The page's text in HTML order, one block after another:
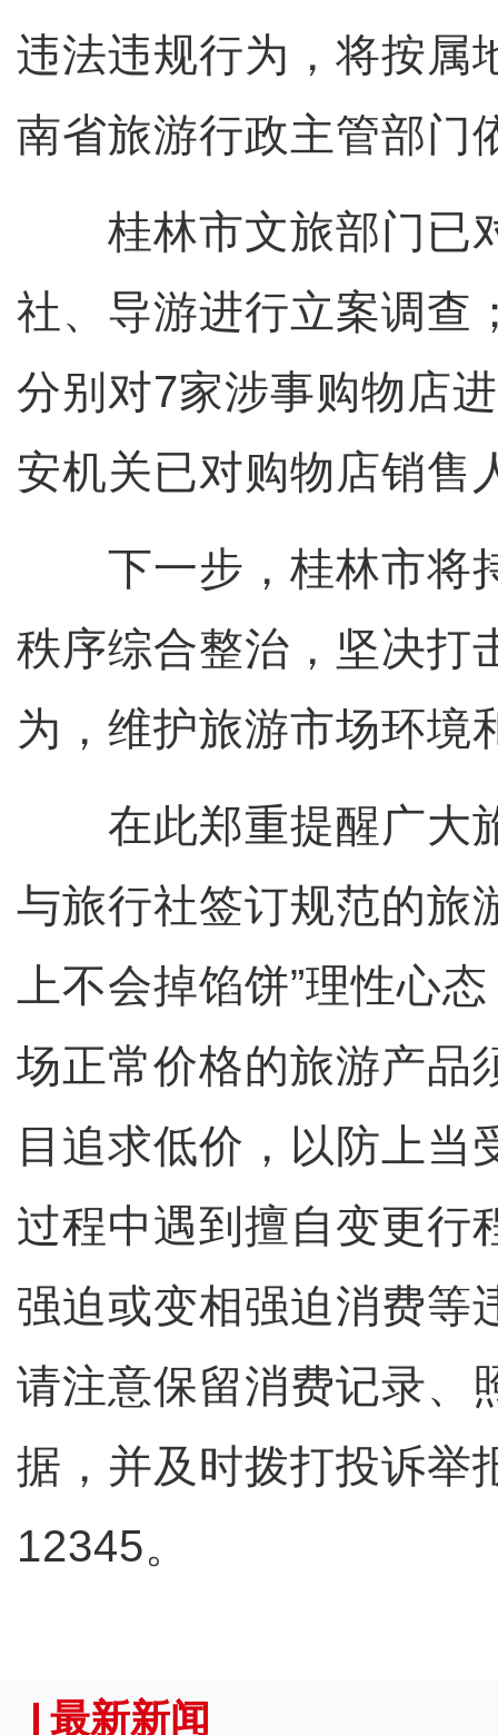
违法违规行为，将按属
南省旅游行政主管部门
桂林市文旅部门已
社、导游进行立案调查
分别对7家涉事购物店
安机关已对购物店销售
下一步，桂林市将
秩序综合整治，坚决打
为，维护旅游市场环境
在此郑重提醒广大
与旅行社签订规范的旅
上不会掉馅饼”理性心
场正常价格的旅游产品
目追求低价，以防上当
过程中遇到擅自变更行
强迫或变相强迫消费等
请注意保留消费记录、
据，并及时拨打投诉举
12345。
最新新闻